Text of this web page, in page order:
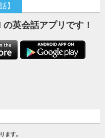
】
英会話アプリです！
ます。